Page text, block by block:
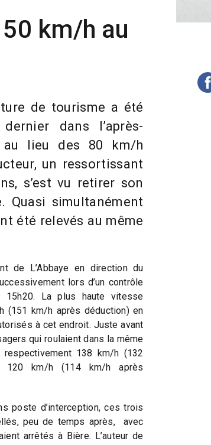
km/h au
de tourisme a été
dans l’après-
lieu des 80 km/h
un ressortissant
s’est vu retirer son
Quasi simultanément
été relevés au même
de L’Abbaye en direction du
lors d’un contrôle
15h20. La plus haute vitesse
(151 km/h après déduction) en
à cet endroit. Juste avant
qui roulaient dans la même
138 km/h (132
120 km/h (114 km/h après
poste d’interception, ces trois
peu de temps après, avec
arrêtés à Bière. L’auteur de